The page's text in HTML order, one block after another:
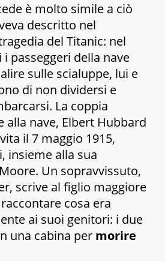
è molto simile a ciò
descritto nel
del Titanic: nel
passeggeri della nave
sulle scialuppe, lui e
di non dividersi e
La coppia
alla nave, Elbert Hubbard
il 7 maggio 1915,
insieme alla sua
Un sopravvissuto,
scrive al figlio maggiore
cosa era
ai suoi genitori: i due
una cabina per morire